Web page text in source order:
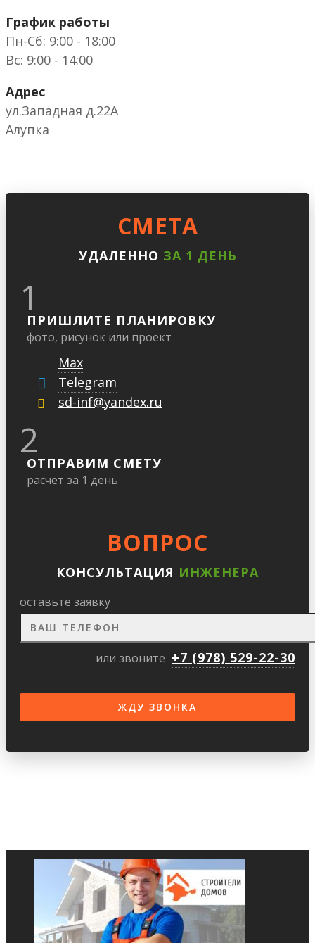
График работы
Пн-Сб: 9:00 - 18:00
Вс: 9:00 - 14:00
Адрес
ул.Западная д.22А
Алупка
CМЕТА
УДАЛЕННО ЗА 1 ДЕНЬ
1
ПРИШЛИТЕ ПЛАНИРОВКУ
фото, рисунок или проект
Max
Telegram
sd-inf@yandex.ru
2
ОТПРАВИМ СМЕТУ
расчет за 1 день
ВОПРОС
КОНСУЛЬТАЦИЯ ИНЖЕНЕРА
оставьте заявку
или звоните +7 (978) 529-22-30